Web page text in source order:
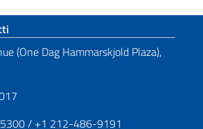
(One Dag Hammarskjold Plaza),
/ +1 212-486-9191